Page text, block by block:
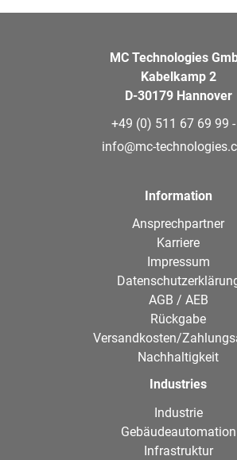
MC Technologies
Kabelkamp 2
D-30179 Hannover
+49 (0) 511 67 69 99
info@mc-
Information
Ansprechpartner
Karriere
Impressum
AGB / AEB
Rückgabe
Versandkosten/
Nachhaltigkeit
Industries
Industrie
Gebäudeautomation
Infrastruktur